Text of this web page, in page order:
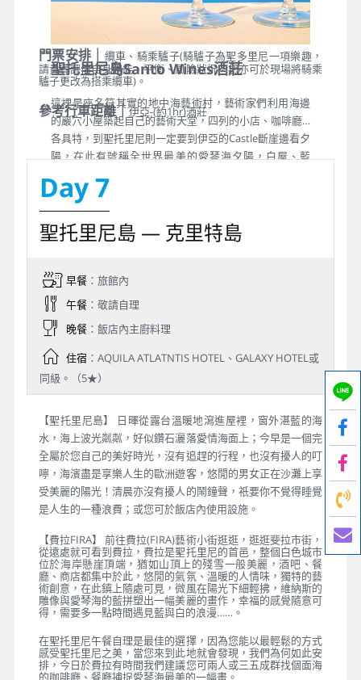
聖托里尼島Santo Wines酒莊
這裡是座名符其實的地中海藝術村，藝術家們利用海邊
的巖穴小屋築起自己的藝術天堂，四列的小店、咖啡廳…
各具特，到聖托里尼則一定要到伊亞的Castle斷崖邊看夕
陽，在此有號稱全世界最美的愛琴海夕陽，白屋、藍
世界唯一
門票安排｜
纜車、騎乘驢子(騎驢子為聖多里尼一項樂趣，
請貴賓評估自身體能、平衡、風險狀況，您亦可於現場將騎乘
驢子更改為搭乘纜車)。
參考行車距離｜伊亞-(約1hr)酒莊
Day 7
聖托里尼島 — 克里特島
早餐：旅館內
午餐：敬請自理
晚餐：飯店內主廚料理
住宿：AQUILA ATLATNTIS HOTEL、GALAXY HOTEL或
同級。（5★）
【聖托里尼島】 日暉從露台溫暖地瀉進屋裡，窗外湛藍的海
水，海上波光粼粼，好似鑽石灑落愛情海面上；今早是一個完
全屬於您自己的美好時光，沒有追趕的行程，也沒有擾人的叮
嚀，海濱盡是享樂人生的歐洲遊客，悠閒的男女正在沙灘上享
受美麗的陽光！清晨亦沒有擾人的鬧鐘聲，祇要你不覺得睡覺
是人生的一種浪費；或您可於飯店內使用設施。
【費拉FIRA】 前往費拉(FIRA)藝術小街逛逛，逛逛斐拉市街，
從遠處就可看到費拉，費拉是聖托里尼的首邑，整個白色城市
位於海岸懸崖頂端，猶如山頂上的殘雪一般美麗，酒吧、餐
廳、商店都集中於此，悠閒的氣氛、溫暖的人情味，獨特的藝
術創意，在此鎮上隨處可見，微風在陽光下細輕拂，維納斯的
雕像與愛琴海的藍拼塑出一幅美麗的畫作，幸福的感覺隨意可
得，需要多一點時間遇見藍與白的浪漫……。
在聖托里尼午餐自理是最佳的選擇，因為您能以最輕鬆的方式
感受聖托里尼之美，當您來到此地就會發現，我們為何如此安
排，今日於費拉有時間我們建議您可兩人或三五成群找個面海
的咖啡廳、餐廳捕捉愛琴海最美的一幅畫。